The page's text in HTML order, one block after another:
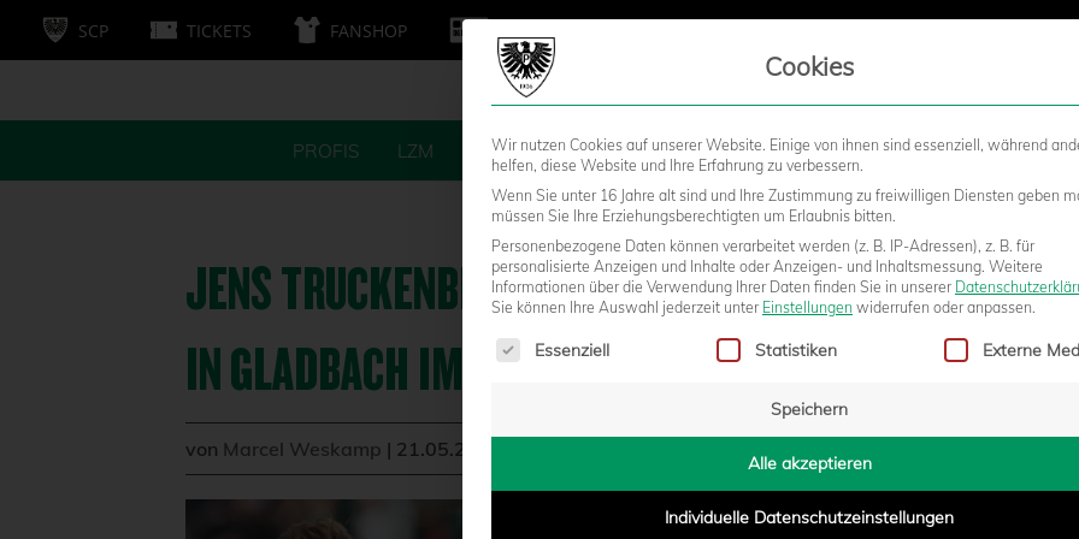
SCP TICKETS FANSHOP
PROFIS LZM FANS STADION BUSINESS KIDS
JENS TRUCKENBROD KOMMENTIERT AUSWÄRTSSPIEL
IN GLADBACH IM FANRADIO
von Marcel Weskamp | 21.05.2021 - 16:44
Cookies
Wir nutzen Cookies auf unserer Website. Einige von ihnen sind essenziell, während
helfen, diese Website und Ihre Erfahrung zu verbessern.
Wenn Sie unter 16 Jahre alt sind und Ihre Zustimmung zu freiwilligen Diensten geben
müssen Sie Ihre Erziehungsberechtigten um Erlaubnis bitten.
Personenbezogene Daten können verarbeitet werden (z. B. IP-Adressen), z. B. für
personalisierte Anzeigen und Inhalte oder Anzeigen- und Inhaltsmessung. Weitere
Informationen über die Verwendung Ihrer Daten finden Sie in unserer
Sie können Ihre Auswahl jederzeit unter Einstellungen widerrufen oder anpassen.
Es folgt eine Liste der Service-Gruppen, für die eine Einwilligung erteilt
Essenziell Statistiken Externe
Speichern
Alle akzeptieren
Individuelle Datenschutzeinstellungen